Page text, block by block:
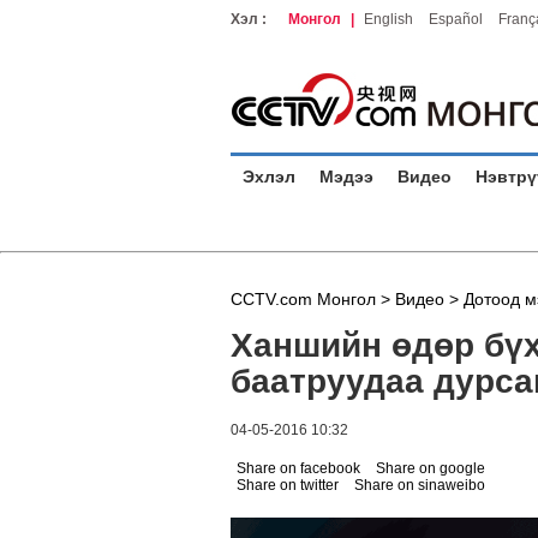
Хэл : Монгол English Español
Эхлэл Мэдээ Видео
CCTV.com Монгол > Видео > Дотоод
Ханшийн өдөр
баатруудаа
04-05-2016 10:32
Share on facebook
Share on google
Share on twitter
Share on sinaweibo